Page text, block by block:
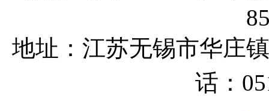
地址：江苏无锡市华庄
话：